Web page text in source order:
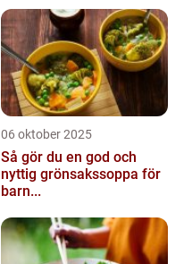
06 oktober 2025
Så gör du en god och
nyttig grönsakssoppa för
barn...